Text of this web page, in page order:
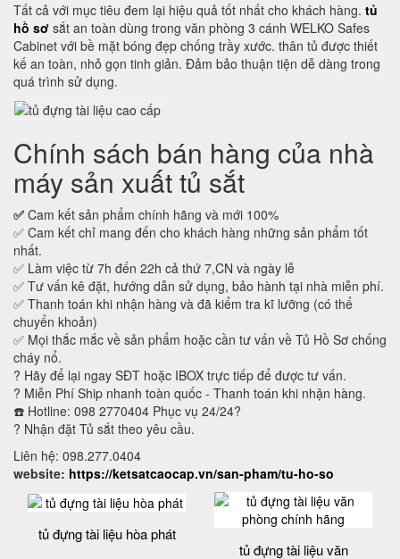
Tất cả với mục tiêu đem lại hiệu quả tốt nhất cho khách hàng. tủ
hồ sơ sắt an toàn dùng trong văn phòng 3 cánh WELKO Safes
Cabinet với bề mặt bóng đẹp chống trầy xước. thân tủ được thiết
kế an toàn, nhỏ gọn tinh giản. Đảm bảo thuận tiện dễ dàng trong
quá trình sử dụng.
Chính sách bán hàng của nhà
máy sản xuất tủ sắt
✅ Cam kết sản phẩm chính hãng và mới 100%
✅ Cam kết chỉ mang đến cho khách hàng những sản phẩm tốt
nhất.
✅ Làm việc từ 7h đến 22h cả thứ 7,CN và ngày lễ
✅ Tư vấn kê đặt, hướng dẫn sử dụng, bảo hành tại nhà miễn phí.
✅ Thanh toán khi nhận hàng và đã kiểm tra kĩ lưỡng (có thể
chuyển khoản)
✅ Mọi thắc mắc về sản phẩm hoặc cần tư vấn về Tủ Hồ Sơ chống
cháy nổ.
? Hãy để lại ngay SĐT hoặc IBOX trực tiếp để được tư vấn.
? Miễn Phí Ship nhanh toàn quốc - Thanh toán khi nhận hàng.
☎️ Hotline: 098 2770404 Phục vụ 24/24?
? Nhận đặt Tủ sắt theo yêu cầu.
Liên hệ: 098.277.0404
website: https://ketsatcaocap.vn/san-pham/tu-ho-so
tủ đựng tài liệu hòa phát
tủ đựng tài liệu văn